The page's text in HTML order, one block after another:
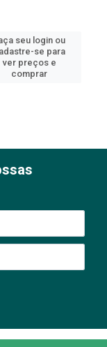
seu login ou
se para
ver preços e
comprar